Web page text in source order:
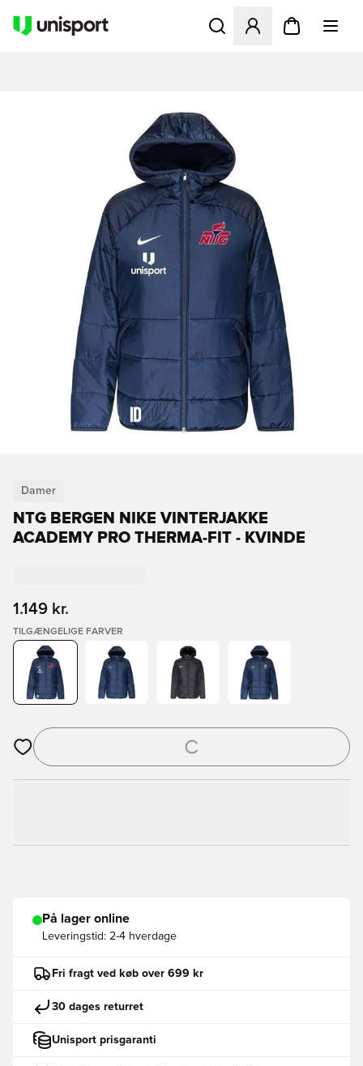
Åbner en Modal til at
Damer
NTG BERGEN NIKE VINTERJAKKE
ACADEMY PRO THERMA-FIT - KVINDE
1.149 kr.
TILGÆNGELIGE FARVER
Åbner en Modal til at logge ind eller tilmelde dig som medlem
På lager online
Leveringstid: 2-4 hverdage
Fri fragt ved køb over 699 kr
30 dages returret
Unisport prisgaranti